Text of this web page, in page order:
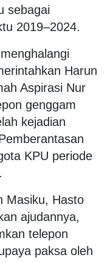
sebagai
2019–2024.
Harun
Aspirasi Nur
genggam
kejadian
KPU periode
Masiku, Hasto
ajudannya,
telepon
paksa oleh